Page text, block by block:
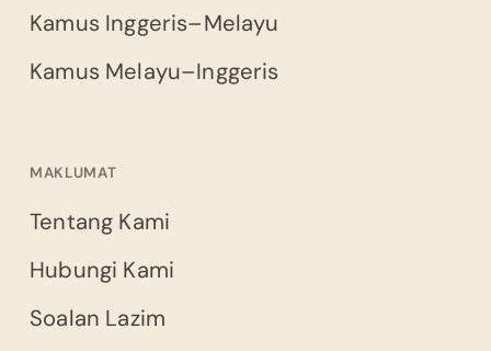
Kamus Inggeris–Melayu
Kamus Melayu–Inggeris
MAKLUMAT
Tentang Kami
Hubungi Kami
Soalan Lazim